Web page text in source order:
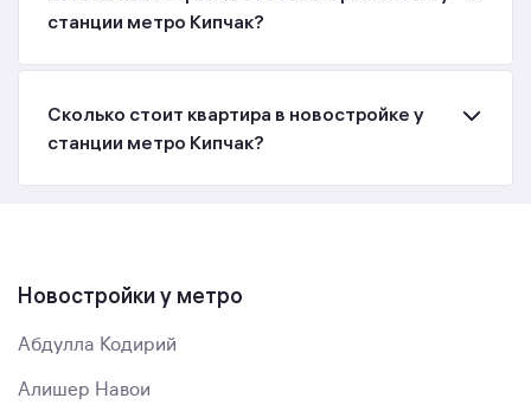
станции метро Кипчак?
Сколько стоит квартира в новостройке у
станции метро Кипчак?
Новостройки у метро
Абдулла Кодирий
Алишер Навои